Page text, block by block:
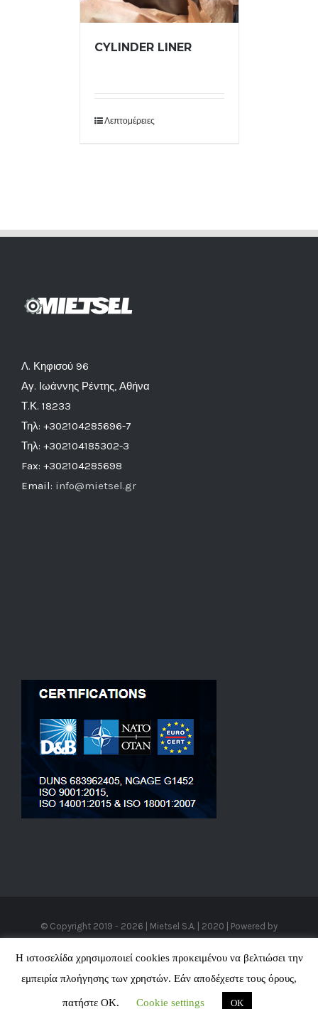
CYLINDER LINER
Λεπτομέρειες
Λ. Κηφισού 96
Αγ. Ιωάννης Ρέντης, Αθήνα
Τ.Κ. 18233
Τηλ: +302104285696-7
Τηλ: +302104185302-3
Fax: +302104285698
Email: info@mietsel.gr
© Copyright 2019 - 2026 | Mietsel S.A. | 2020 | Powered by
Reserved
Η ιστοσελίδα χρησιμοποιεί cookies προκειμένου να βελτιώσει την
εμπειρία πλοήγησης των χρηστών. Εάν αποδέχεστε τους όρους,
πατήστε ΟΚ. Cookie settings OK